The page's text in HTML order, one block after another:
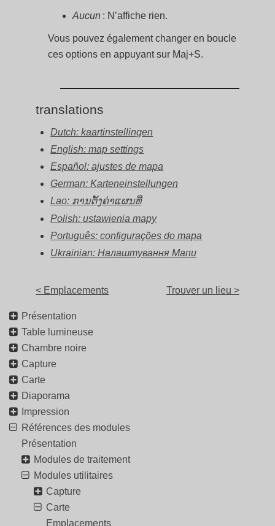
Aucun : N’affiche rien.
Vous pouvez également changer en boucle
ces options en appuyant sur Maj+S.
translations
Dutch: kaartinstellingen
English: map settings
Español: ajustes de mapa
German: Karteneinstellungen
Lao: ການຕັ້ງຄ່າແຜນທີ່
Polish: ustawienia mapy
Português: configurações do mapa
Ukrainian: Налаштування Мапи
< Emplacements Trouver un lieu >
Présentation
Table lumineuse
Chambre noire
Capture
Carte
Diaporama
Impression
Références des modules
Présentation
Modules de traitement
Modules utilitaires
Capture
Carte
Emplacements